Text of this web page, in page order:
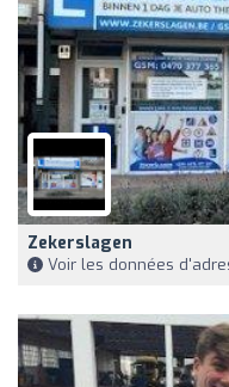
Zekerslagen
Voir les données